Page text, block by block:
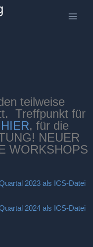
teilweise
Treffpunkt für
HIER, für die
NEUER
WORKSHOPS
2023 als ICS-Datei
2024 als ICS-Datei